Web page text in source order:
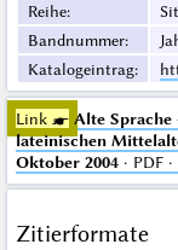
Reihe:
Bandnummer:
Katalogeintrag:
Link ☛ Alte
lateinischen
Oktober 2004· PDF
Zitierformate